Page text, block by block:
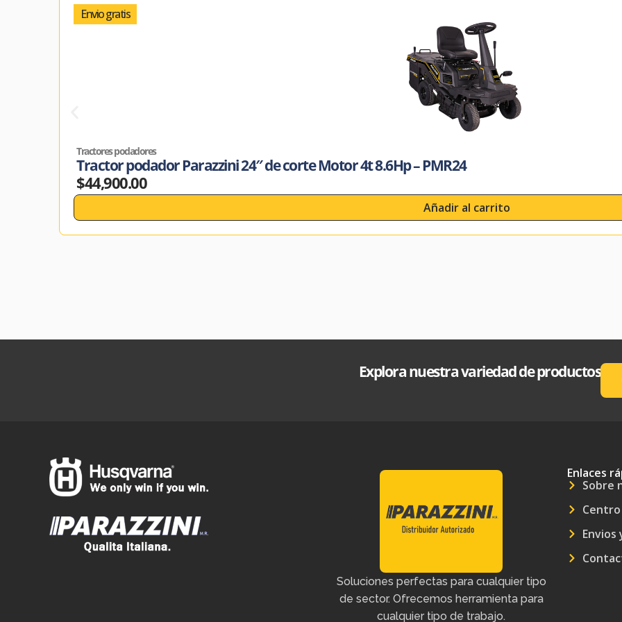
Envio gratis
Tractores podadores
Tractor podador Parazzini 24″ de corte Motor 4t 8.6Hp – PMR24
$44,900.00
Añadir al carrito
Explora nuestra variedad de productos
Soluciones perfectas para cualquier tipo
de sector. Ofrecemos herramienta para
cualquier tipo de trabajo.
Enlaces
Sobre
Envios